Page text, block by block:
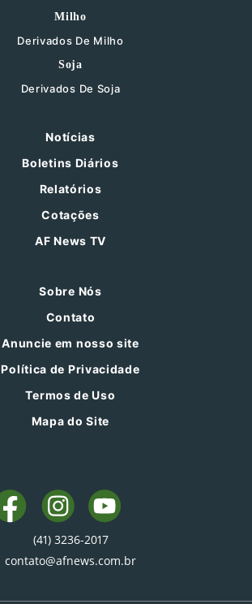
Milho
Derivados De Milho
Soja
Derivados De Soja
Notícias
Boletins Diários
Relatórios
Cotações
AF News TV
Sobre Nós
Contato
Anuncie em nosso site
Política de Privacidade
Termos de Uso
Mapa do Site
(41) 3236-2017
contato@afnews.com.br